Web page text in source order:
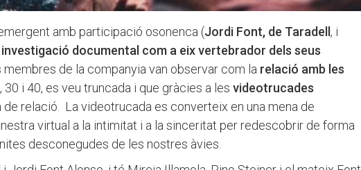
amb participació osonenca (Jordi Font, de Taradell , i
investigació documental com a eix vertebrador dels seus
membres de la companyia van observar com la relació amb les
i 40, es veu truncada i que gràcies a les videotrucades
de relació. La videotrucada es converteix en una mena de
virtual a la intimitat i a la sinceritat per redescobrir de forma
desconegudes de les nostres àvies.